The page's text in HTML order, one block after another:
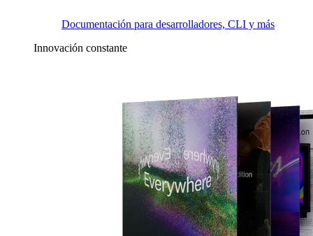
Documentación para desarrolladores, CLI y más
Innovación constante